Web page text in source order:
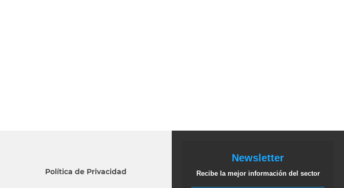
Política de Privacidad
Newsletter
Recibe la mejor información del sector